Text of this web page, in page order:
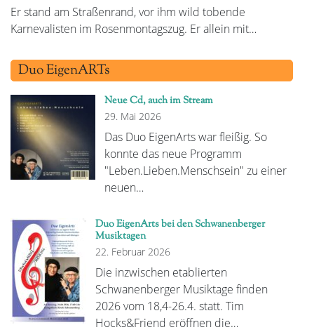
Er stand am Straßenrand, vor ihm wild tobende
Karnevalisten im Rosenmontagszug. Er allein mit…
Duo EigenARTs
Neue Cd, auch im Stream
29. Mai 2026
Das Duo EigenArts war fleißig. So
konnte das neue Programm
"Leben.Lieben.Menschsein" zu einer
neuen…
Duo EigenArts bei den Schwanenberger
Musiktagen
22. Februar 2026
Die inzwischen etablierten
Schwanenberger Musiktage finden
2026 vom 18,4-26.4. statt. Tim
Hocks&Friend eröffnen die…